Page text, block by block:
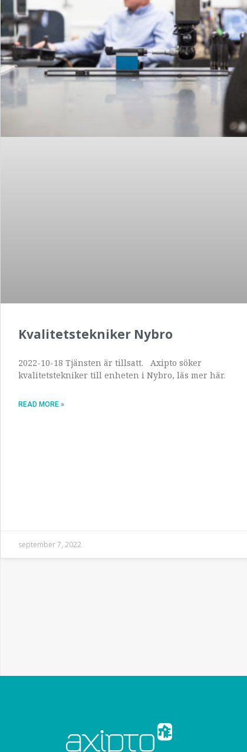
Kvalitetstekniker Nybro
2022-10-18 Tjänsten är tillsatt. Axipto söker
kvalitetstekniker till enheten i Nybro, läs mer här.
READ MORE »
september 7, 2022